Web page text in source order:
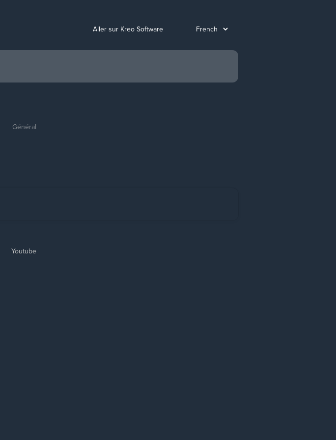
Aller sur Kreo Software
Général
Youtube